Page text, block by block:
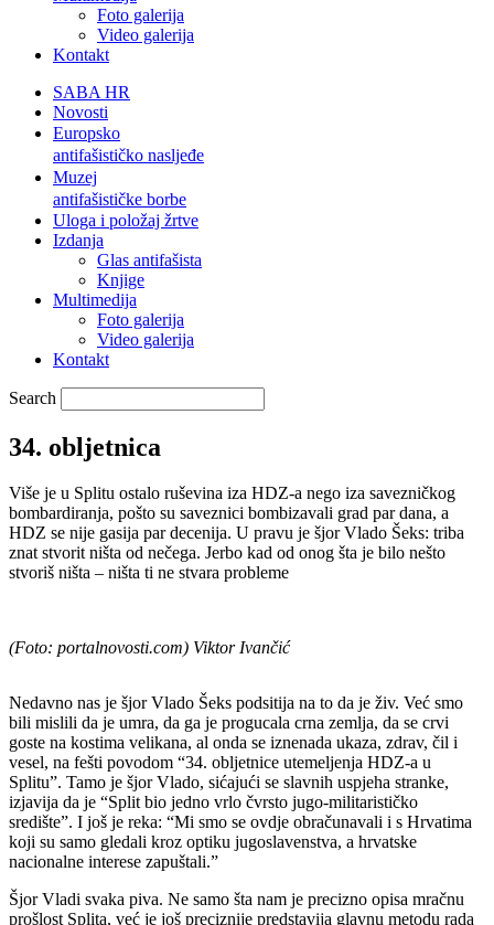
Foto galerija
Video galerija
Kontakt
SABA HR
Novosti
Europsko
antifašističko nasljeđe
Muzej
antifašističke borbe
Uloga i položaj žrtve
Izdanja
Glas antifašista
Knjige
Multimedija
Foto galerija
Video galerija
Kontakt
Search
34. obljetnica
Više je u Splitu ostalo ruševina iza HDZ-a nego iza savezničkog
bombardiranja, pošto su saveznici bombizavali grad par dana, a
HDZ se nije gasija par decenija. U pravu je šjor Vlado Šeks: triba
znat stvorit ništa od nečega. Jerbo kad od onog šta je bilo nešto
stvoriš ništa – ništa ti ne stvara probleme
(Foto: portalnovosti.com) Viktor Ivančić
Nedavno nas je šjor Vlado Šeks podsitija na to da je živ. Već smo
bili mislili da je umra, da ga je progucala crna zemlja, da se crvi
goste na kostima velikana, al onda se iznenada ukaza, zdrav, čil i
vesel, na fešti povodom “34. obljetnice utemeljenja HDZ-a u
Splitu”. Tamo je šjor Vlado, sićajući se slavnih uspjeha stranke,
izjavija da je “Split bio jedno vrlo čvrsto jugo-militarističko
središte”. I još je reka: “Mi smo se ovdje obračunavali i s Hrvatima
koji su samo gledali kroz optiku jugoslavenstva, a hrvatske
nacionalne interese zapuštali.”
Šjor Vladi svaka piva. Ne samo šta nam je precizno opisa mračnu
prošlost Splita, već je još preciznije predstavija glavnu metodu rada